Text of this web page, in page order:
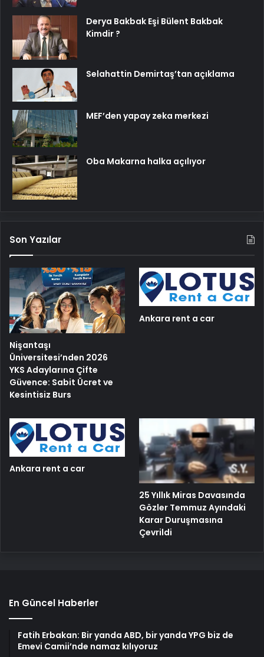
Derya Bakbak Eşi Bülent Bakbak
Kimdir ?
Selahattin Demirtaş’tan açıklama
MEF’den yapay zeka merkezi
Oba Makarna halka açılıyor
Son Yazılar
Nişantaşı
Üniversitesi’nden 2026
YKS Adaylarına Çifte
Güvence: Sabit Ücret ve
Kesintisiz Burs
Ankara rent a car
Ankara rent a car
25 Yıllık Miras Davasında
Gözler Temmuz Ayındaki
Karar Duruşmasına
Çevrildi
En Güncel Haberler
Fatih Erbakan: Bir yanda ABD, bir yanda YPG biz de
Emevi Camii’nde namaz kılıyoruz